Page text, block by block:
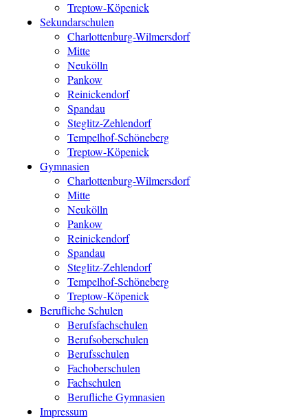
Treptow-Köpenick
Sekundarschulen
Charlottenburg-Wilmersdorf
Mitte
Neukölln
Pankow
Reinickendorf
Spandau
Steglitz-Zehlendorf
Tempelhof-Schöneberg
Treptow-Köpenick
Gymnasien
Charlottenburg-Wilmersdorf
Mitte
Neukölln
Pankow
Reinickendorf
Spandau
Steglitz-Zehlendorf
Tempelhof-Schöneberg
Treptow-Köpenick
Berufliche Schulen
Berufsfachschulen
Berufsoberschulen
Berufsschulen
Fachoberschulen
Fachschulen
Berufliche Gymnasien
Impressum